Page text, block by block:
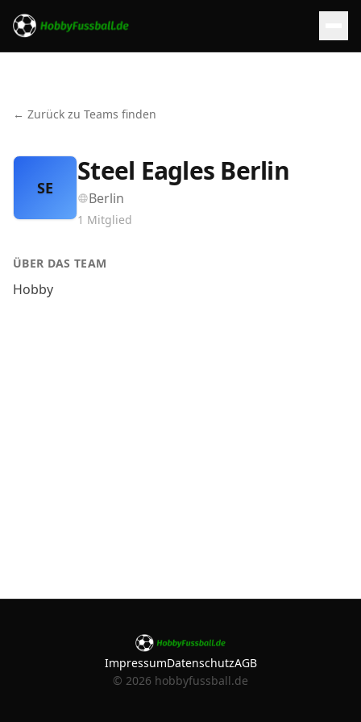
← Zurück zu Teams finden
SE
Steel Eagles Berlin
Berlin
1 Mitglied
ÜBER DAS TEAM
Hobby
ImpressumDatenschutzAGB
© 2026 hobbyfussball.de